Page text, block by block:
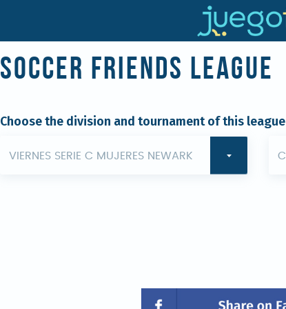
Soccer Friends League
Choose the division and tournament of this league